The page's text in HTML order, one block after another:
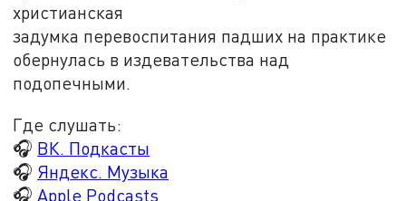
христианская
задумка перевоспитания падших на практике
обернулась в издевательства над
подопечными.
Где слушать:
🎧 ВК. Подкасты
🎧 Яндекс. Музыка
🎧 Apple Podcasts